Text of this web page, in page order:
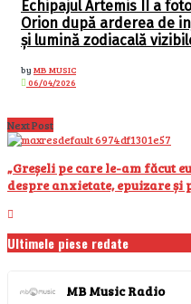
Echipajul Artemis II a
Orion după arderea de
și lumină zodiacală
by MB MUSIC
06/04/2026
Next Post
„Greșeli pe care le-am făcut
despre anxietate, epuizare
Ultimele piese redate
MB Music Radio